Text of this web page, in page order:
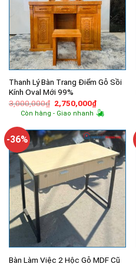
Thanh Lý Bàn Trang Điểm Gỗ Sồi
Kính Oval Mới 99%
3,000,000₫ Giá
gốc
là:
2,750,000₫Giá
hiện
tại
Còn hàng - Giao nhanh
-36%
Bàn Làm Việc 2 Hộc Gỗ MDF Cũ